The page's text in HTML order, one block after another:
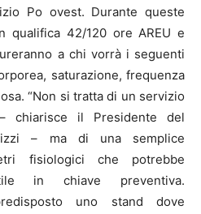
Po ovest. Durante queste
qualifica 42/120 ore AREU e
a chi vorrà i seguenti
saturazione, frequenza
“Non si tratta di un servizio
– chiarisce il Presidente del
– ma di una semplice
fisiologici che potrebbe
in chiave preventiva.
uno stand dove